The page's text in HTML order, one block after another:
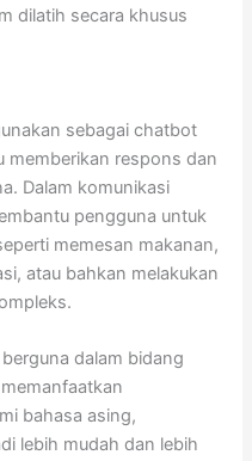
dilatih secara khusus
sebagai chatbot
memberikan respons dan
Dalam komunikasi
pengguna untuk
memesan makanan,
atau bahkan melakukan
dalam bidang
bahasa asing,
lebih mudah dan lebih